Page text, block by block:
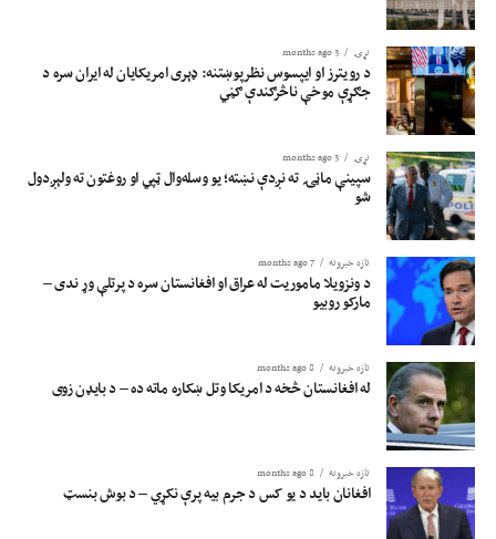
نړۍ 3 months ago
د رویترز او ایپسوس نظرپوښتنه: ډېری امریکایان له ایران سره د
جګړې موخې ناڅرګندې ګڼي
نړۍ 3 months ago
سپینې ماڼۍ ته نږدې نښته؛ یو وسله‌وال ټپي او روغتون ته ولېږدول
شو
تازه خبرونه 7 months ago
د ونزویلا ماموریت له عراق او افغانستان سره د پرتلې وړ ندی –
مارکو روبیو
تازه خبرونه 8 months ago
له افغانستان څخه د امریکا وتل ښکاره ماته ده – د بایډن زوی
تازه خبرونه 8 months ago
افغانان باید د یو کس د جرم بیه پرې نکړي – د بوش بنسټ